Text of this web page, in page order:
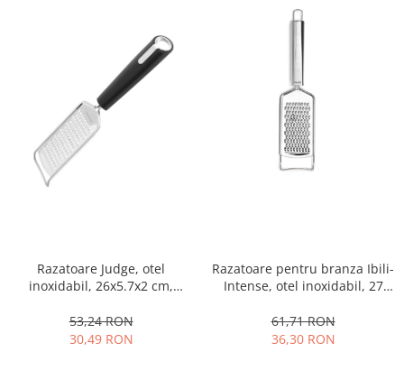
Razatoare Judge, otel
inoxidabil, 26x5.7x2 cm,
53,24 RON
30,49 RON
Razatoare pentru branza Ibili-
Intense, otel inoxidabil, 27
61,71 RON
36,30 RON